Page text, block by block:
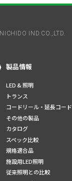
NICHIDO IND.CO.,LTD.
製品情報
LED & 照明
トランス
コードリール・延長コード
その他の製品
カタログ
スペック比較
規格適合品
施設用LED照明
従来照明との比較